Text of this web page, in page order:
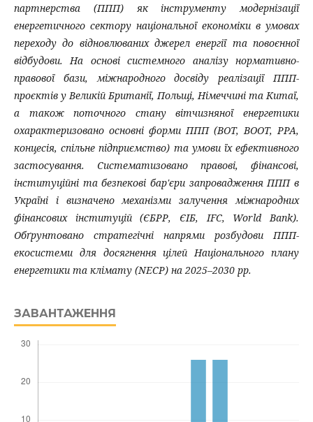
партнерства (ППП) як інструменту модернізації
енергетичного сектору національної економіки в умовах
переходу до відновлюваних джерел енергії та повоєнної
відбудови. На основі системного аналізу нормативно-
правової бази, міжнародного досвіду реалізації ППП-
проєктів у Великій Британії, Польщі, Німеччині та Китаї,
а також поточного стану вітчизняної енергетики
охарактеризовано основні форми ППП (BOT, BOOT, PPA,
концесія, спільне підприємство) та умови їх ефективного
застосування. Систематизовано правові, фінансові,
інституційні та безпекові бар'єри запровадження ППП в
Україні і визначено механізми залучення міжнародних
фінансових інституцій (ЄБРР, ЄІБ, IFC, World Bank).
Обґрунтовано стратегічні напрями розбудови ППП-
екосистеми для досягнення цілей Національного плану
енергетики та клімату (NECP) на 2025–2030 рр.
ЗАВАНТАЖЕННЯ